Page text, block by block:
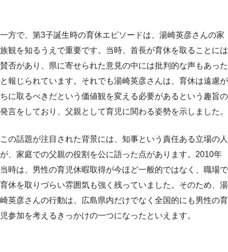
一方で、第3子誕生時の育休エピソードは、湯崎英彦さんの家
族観を知るうえで重要です。当時、首長が育休を取ることには
賛否があり、県に寄せられた意見の中には批判的な声もあった
と報じられています。それでも湯崎英彦さんは、育休は遠慮が
ちに取るべきだという価値観を変える必要があるという趣旨の
発言をしており、父親として育児に関わる姿勢を示しました。
この話題が注目された背景には、知事という責任ある立場の人
が、家庭での父親の役割を公に語った点があります。2010年
当時は、男性の育児休暇取得が今ほど一般的ではなく、職場で
育休を取りづらい雰囲気も強く残っていました。そのため、湯
崎英彦さんの行動は、広島県内だけでなく全国的にも男性の育
児参加を考えるきっかけの一つになったといえます。